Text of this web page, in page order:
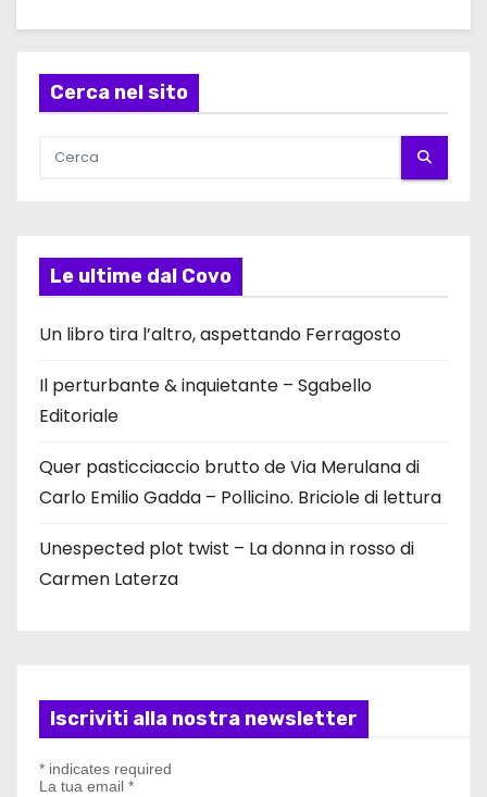
Cerca nel sito
Le ultime dal Covo
Un libro tira l’altro, aspettando Ferragosto
Il perturbante & inquietante – Sgabello
Editoriale
Quer pasticciaccio brutto de Via Merulana di
Carlo Emilio Gadda – Pollicino. Briciole di lettura
Unespected plot twist – La donna in rosso di
Carmen Laterza
Iscriviti alla nostra newsletter
* indicates required
La tua email *